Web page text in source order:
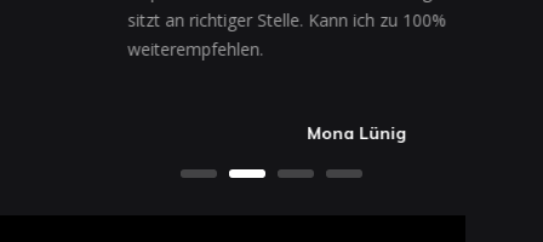
sitzt an richtiger Stelle. Kann ich zu 100%
weiterempfehlen.
Mona Lünig